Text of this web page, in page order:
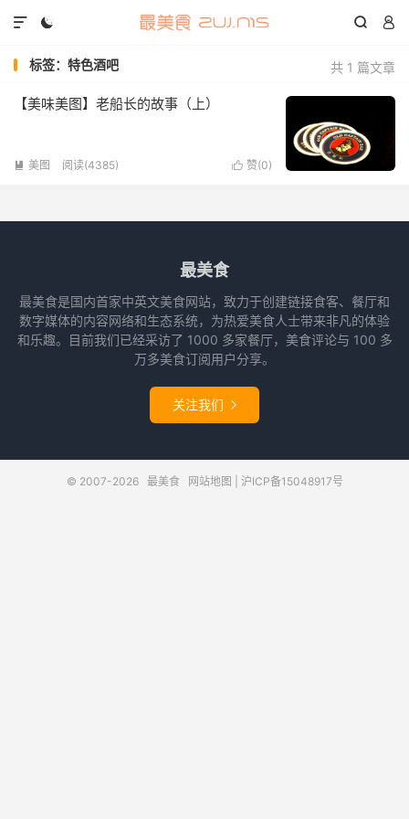
  

共 1 篇文章
标签：特色酒吧
【美味美图】老船长的故事（上）
 赞(0)
 美图 阅读(4385)
最美食
最美食是国内首家中英文美食网站，致力于创建链接食客、餐厅和
数字媒体的内容网络和生态系统，为热爱美食人士带来非凡的体验
和乐趣。目前我们已经采访了 1000 多家餐厅，美食评论与 100 多
万多美食订阅用户分享。
关注我们 
© 2007-2026 最美食 网站地图 沪ICP备15048917号